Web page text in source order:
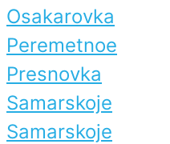
Osakarovka
Peremetnoe
Presnovka
Samarskoje
Samarskoje